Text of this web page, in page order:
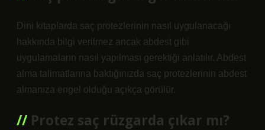
Dini kitaplarda saç protezlerinin nasıl uygulanacağı
hakkında bilgi verilmez ancak abdest gibi
uygulamaların nasıl yapılması gerektiği anlatılır. Abdest
alma talimatlarına baktığınızda saç protezlerinin abdest
almanıza engel olduğu açıkça görülür.
Protez saç rüzgarda çıkar mı?